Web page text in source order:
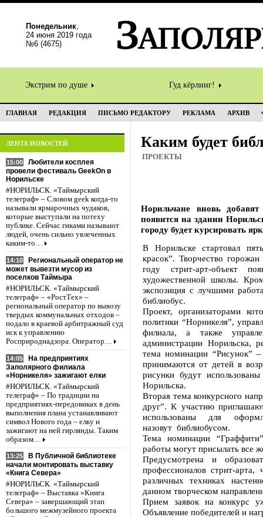
Понедельник,
24 июня 2019 года
№6 (4675)
Экстрим по душе Гуд кёрлинг!
ГЛАВНАЯ РЕДАКЦИЯ ПИСЬМО РЕДАКТОРУ РЕКЛАМА АРХИВ
ЛЕНТА НОВОСТЕЙ
15:00
Любители косплея
провели фестиваль GeekOn в
Норильске
#НОРИЛЬСК. «Таймырский
телеграф» – Словом geek когда-то
называли ярмарочных чудаков,
которые выступали на потеху
публике. Сейчас гиками называют
людей, очень сильно увлеченных
каким-то…
14:10
Региональный оператор не
может вывезти мусор из
поселков Таймыра
#НОРИЛЬСК. «Таймырский
телеграф» – «РостТех» –
региональный оператор по вывозу
твердых коммунальных отходов –
подало в краевой арбитражный суд
иск к управлению
Росприроднадзора. Оператор…
14:05
На предприятиях
Заполярного филиала
«Норникеля» зажигают елки
#НОРИЛЬСК. «Таймырский
телеграф» – По традиции на
предприятиях-передовиках в день
выполнения плана устанавливают
символ Нового года – елку и
зажигают на ней гирлянды. Таким
образом…
13:25
В Публичной библиотеке
начали монтировать выставку
«Книга Севера»
#НОРИЛЬСК. «Таймырский
телеграф» – Выставка «Книга
Севера» – завершающий этап
большого межмузейного проекта
Каким будет
ПРОЕКТЫ
Норильчане вновь
появится на здании
городу будет курсировать
В Норильске стартовал
красок”. Творчество
году стрит-арт-объект
художественной школы.
экспозиция с лучшими
библиобус.
Проект, организаторами
политики “Норникеля”,
филиала, а также
администрации Норильска,
тема номинации “Рисунок”
принимаются от детей в
рисунки будут
Норильска.
Вторая тема конкурсного
друг”. К участию
использованы для
назовут библиобусом.
Тема номинации
работы могут присылать все
Предусмотрена и
профессионалов стрит-
различных техниках
данном творческом
Прием заявок на конкурс
Объявление победителей и